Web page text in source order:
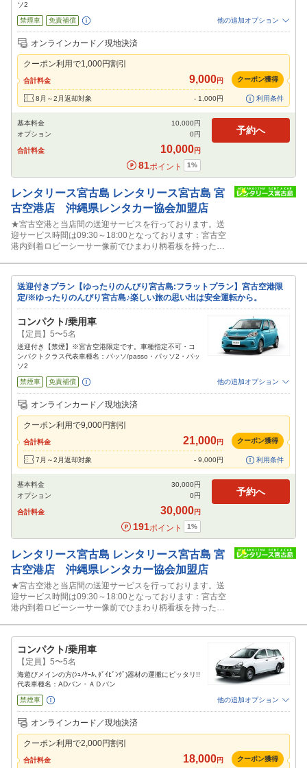
ソ2
禁煙車 免責補償 他の追加オプション
追加可能オプション
（次画面で選択ができます）
オンラインカード／現地決済
クーポン利用で1,000円割引
合計料金 9,000円
8月～2月返却対象 - 1,000円
クーポン獲得
利用条件
基本料金 10,000円
オプション
0円
合計料金 10,000円
81ポイント 1%
予約へ
レンタリース宮古島 レンタリース宮古島 宮
古空港店 沖縄県レンタカー協会加盟店
★宮古空港と当店間の送迎サービスを行っております。送
迎サービス時間は09:30～18:00となっております：宮古空
港内到着ロビーシーサー像前でひまわり柄看板を持ったス
送迎付きプラン【ゆったりのんびり宮古島:フラットプラン】宮古空港限
定/※ゆったりのんびり宮古島♪楽しい旅の思い出は安全運転から。
コンパクト/乗用車
【定員】5〜5名
送迎付き【禁煙】※宮古空港限定です。車種指定不可・コ
ンパクトクラス代表車種名：パッソ/passo・パッソ2・パッ
ソ2
禁煙車 免責補償 他の追加オプション
追加可能オプション
（次画面で選択ができます）
オンラインカード／現地決済
クーポン利用で9,000円割引
合計料金 21,000円
7月～2月返却対象 - 9,000円
クーポン獲得
利用条件
基本料金 30,000円
オプション
0円
合計料金 30,000円
191ポイント 1%
予約へ
レンタリース宮古島 レンタリース宮古島 宮
古空港店 沖縄県レンタカー協会加盟店
★宮古空港と当店間の送迎サービスを行っております。送
迎サービス時間は09:30～18:00となっております：宮古空
港内到着ロビーシーサー像前でひまわり柄看板を持ったス
コンパクト/乗用車
【定員】5〜5名
海遊びメインの方(ｼｭﾉｹｰﾙ､ﾀﾞｲﾋﾞﾝｸﾞ)器材の運搬にピッタリ!!
代表車種名：ADバン・ＡＤバン
禁煙車 他の追加オプション
追加可能オプション
（次画面で選択ができます）
オンラインカード／現地決済
クーポン利用で2,000円割引
合計料金 18,000円 クーポン獲得